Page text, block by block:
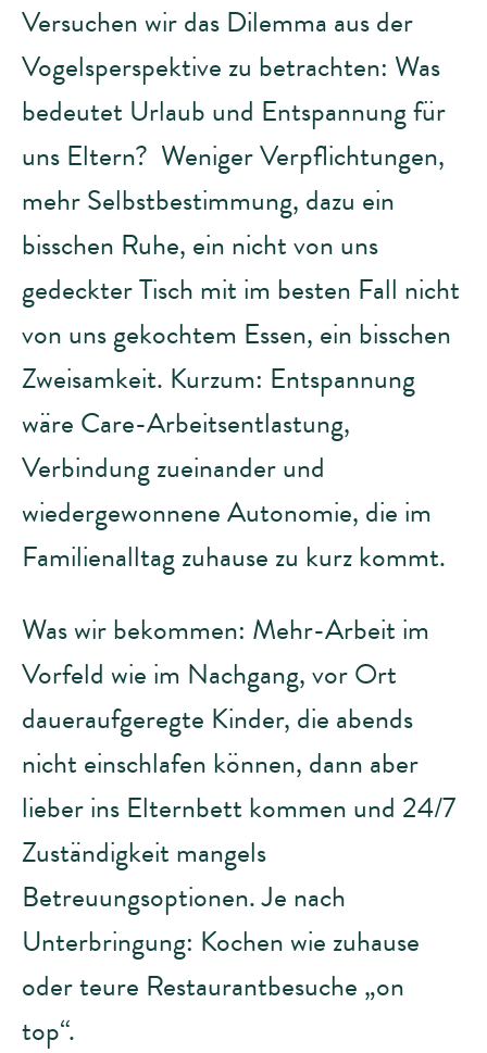
Versuchen wir das Dilemma aus der
Vogelsperspektive zu betrachten: Was
bedeutet Urlaub und Entspannung für
uns Eltern? Weniger Verpflichtungen,
mehr Selbstbestimmung, dazu ein
bisschen Ruhe, ein nicht von uns
gedeckter Tisch mit im besten Fall nicht
von uns gekochtem Essen, ein bisschen
Zweisamkeit. Kurzum: Entspannung
wäre Care-Arbeitsentlastung,
Verbindung zueinander und
wiedergewonnene Autonomie, die im
Familienalltag zuhause zu kurz kommt.
Was wir bekommen: Mehr-Arbeit im
Vorfeld wie im Nachgang, vor Ort
daueraufgeregte Kinder, die abends
nicht einschlafen können, dann aber
lieber ins Elternbett kommen und 24/7
Zuständigkeit mangels
Betreuungsoptionen. Je nach
Unterbringung: Kochen wie zuhause
oder teure Restaurantbesuche „on
top“.